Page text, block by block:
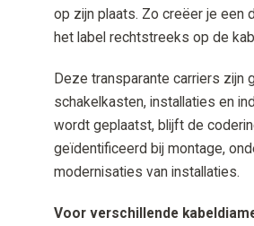
op zijn plaats. Zo creëer je een
het label rechtstreeks op de
Deze transparante carriers zijn
schakelkasten, installaties en
wordt geplaatst, blijft de
geïdentificeerd bij montage,
modernisaties van installaties.
Voor verschillende